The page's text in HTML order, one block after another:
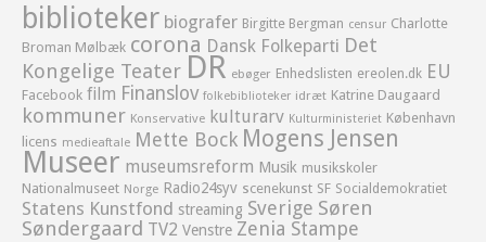
biblioteker biografer Birgitte Bergman censur Charlotte
Broman Mølbæk corona Dansk Folkeparti Det
Kongelige Teater DR ebøger Enhedslisten ereolen.dk EU
Facebook film Finanslov folkebiblioteker idræt Katrine Daugaard
kommuner Konservative kulturarv Kulturministeriet København
licens medieaftale Mette Bock Mogens Jensen
Museer museumsreform Musik musikskoler
Nationalmuseet Norge Radio24syv scenekunst SF Socialdemokratiet
Statens Kunstfond streaming Sverige Søren
Søndergaard TV2 Venstre Zenia Stampe